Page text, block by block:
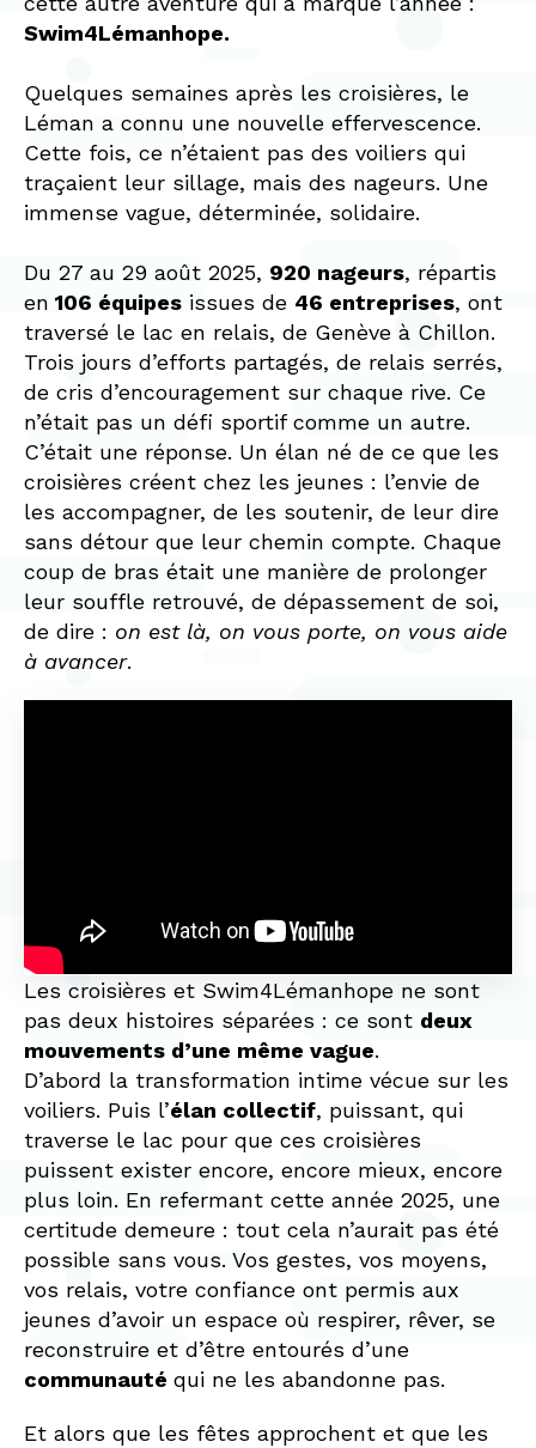
Swim4Lémanhope.
Quelques semaines après les croisières, le
Léman a connu une nouvelle effervescence.
Cette fois, ce n’étaient pas des voiliers qui
traçaient leur sillage, mais des nageurs. Une
immense vague, déterminée, solidaire.
Du 27 au 29 août 2025, 920 nageurs, répartis
en 106 équipes issues de 46 entreprises, ont
traversé le lac en relais, de Genève à Chillon.
Trois jours d’efforts partagés, de relais serrés,
de cris d’encouragement sur chaque rive. Ce
n’était pas un défi sportif comme un autre.
C’était une réponse. Un élan né de ce que les
croisières créent chez les jeunes : l’envie de
les accompagner, de les soutenir, de leur dire
sans détour que leur chemin compte. Chaque
coup de bras était une manière de prolonger
leur souffle retrouvé, de dépassement de soi,
de dire : on est là, on vous porte, on vous aide
à avancer.
Les croisières et Swim4Lémanhope ne sont
pas deux histoires séparées : ce sont deux
mouvements d’une même vague.
D’abord la transformation intime vécue sur les
voiliers. Puis l’élan collectif, puissant, qui
traverse le lac pour que ces croisières
puissent exister encore, encore mieux, encore
plus loin. En refermant cette année 2025, une
certitude demeure : tout cela n’aurait pas été
possible sans vous. Vos gestes, vos moyens,
vos relais, votre confiance ont permis aux
jeunes d’avoir un espace où respirer, rêver, se
reconstruire et d’être entourés d’une
communauté qui ne les abandonne pas.
Et alors que les fêtes approchent et que les